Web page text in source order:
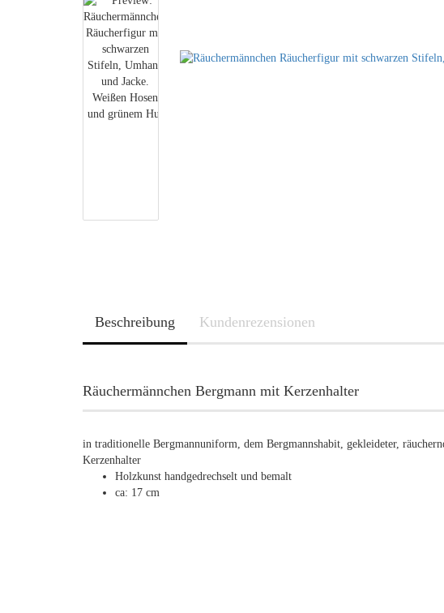
Beschreibung Kundenrezensionen
Räuchermännchen Bergmann mit Kerzenhalter
in traditionelle Bergmannuniform, dem Bergmannshabit, gekleideter,
Kerzenhalter
Holzkunst handgedrechselt und bemalt
ca: 17 cm